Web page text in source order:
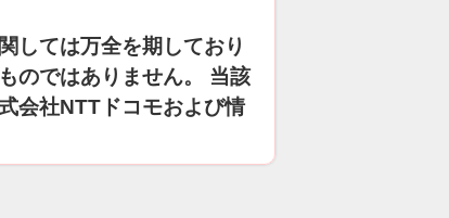
しては万全を期しており
のではありません。 当該
会社NTTドコモおよび情